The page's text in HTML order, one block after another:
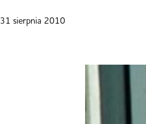
31 sierpnia 2010